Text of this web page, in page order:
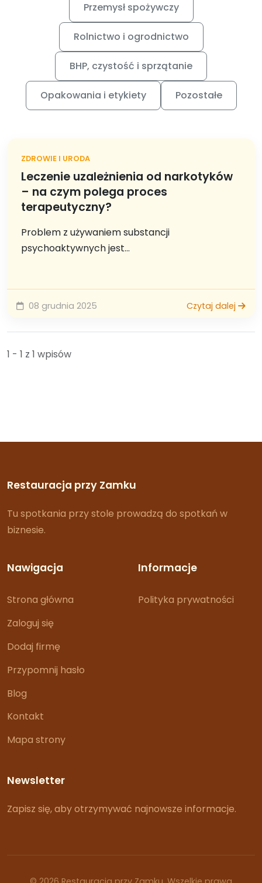
Przemysł spożywczy
Rolnictwo i ogrodnictwo
BHP, czystość i sprzątanie
Opakowania i etykiety Pozostałe
ZDROWIE I URODA
Leczenie uzależnienia od narkotyków
– na czym polega proces
terapeutyczny?
Problem z używaniem substancji
psychoaktywnych jest...
08 grudnia 2025 Czytaj dalej
1 - 1 z 1 wpisów
Restauracja przy Zamku
Tu spotkania przy stole prowadzą do spotkań w
biznesie.
Nawigacja
Strona główna
Zaloguj się
Dodaj firmę
Przypomnij hasło
Blog
Kontakt
Mapa strony
Informacje
Polityka prywatności
Newsletter
Zapisz się, aby otrzymywać najnowsze informacje.